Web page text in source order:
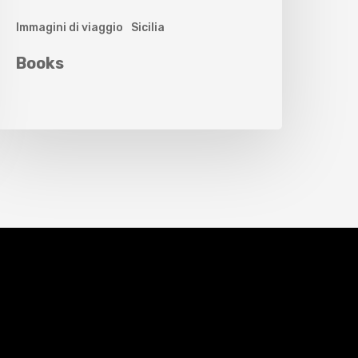
Immagini di viaggio Sicilia
Books